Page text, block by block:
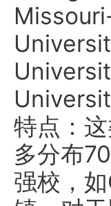
特点：
多分布
强校，